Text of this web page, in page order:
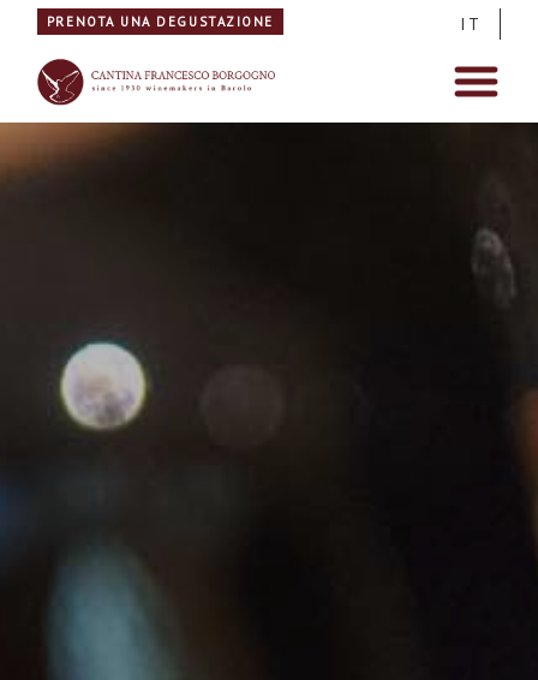
PRENOTA UNA DEGUSTAZIONE IT